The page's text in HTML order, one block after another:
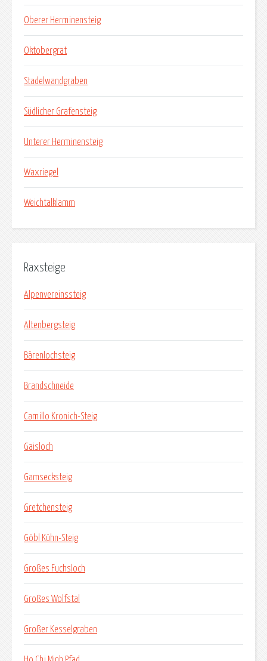
Oberer Herminensteig
Oktobergrat
Stadelwandgraben
Südlicher Grafensteig
Unterer Herminensteig
Waxriegel
Weichtalklamm
Raxsteige
Alpenvereinssteig
Altenbergsteig
Bärenlochsteig
Brandschneide
Camillo Kronich-Steig
Gaisloch
Gamsecksteig
Gretchensteig
Göbl Kühn-Steig
Großes Fuchsloch
Großes Wolfstal
Großer Kesselgraben